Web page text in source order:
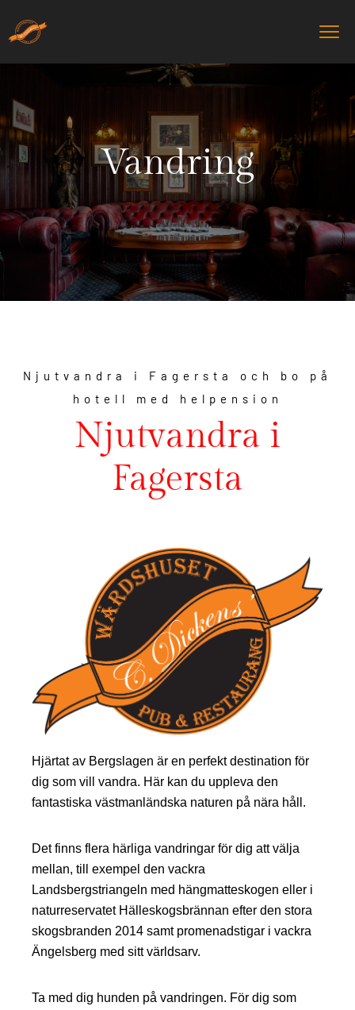
Vandring
Home Vandring
Njutvandra i Fagersta och bo på
hotell med helpension
Njutvandra i
Fagersta
Hjärtat av Bergslagen är en perfekt destination för
dig som vill vandra. Här kan du uppleva den
fantastiska västmanländska naturen på nära håll.
Det finns flera härliga vandringar för dig att välja
mellan, till exempel den vackra
Landsbergstriangeln med hängmatteskogen eller i
naturreservatet Hälleskogsbrännan efter den stora
skogsbranden 2014 samt promenadstigar i vackra
Ängelsberg med sitt världsarv.
Ta med dig hunden på vandringen. För dig som